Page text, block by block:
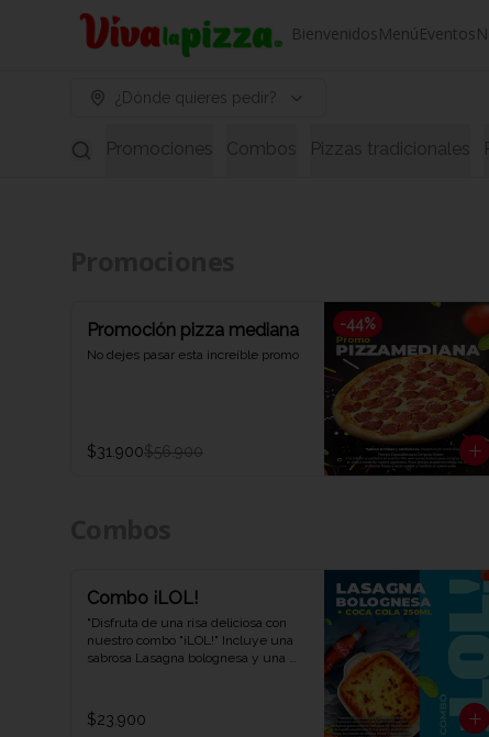
BienvenidosMenúEventos
¿Dónde quieres pedir?
Promociones Combos Pizzas tradicionales
-44%
Promoción pizza mediana
No dejes pasar esta increíble promo
$31.900$56.900
Combo ¡LOL!
"Disfruta de una risa deliciosa con
nuestro combo "¡LOL!" Incluye una
sabrosa Lasagna bolognesa y una
experiencia de sabor auténtica y
divertida. ¡Ven y descubre por qué
$23.900